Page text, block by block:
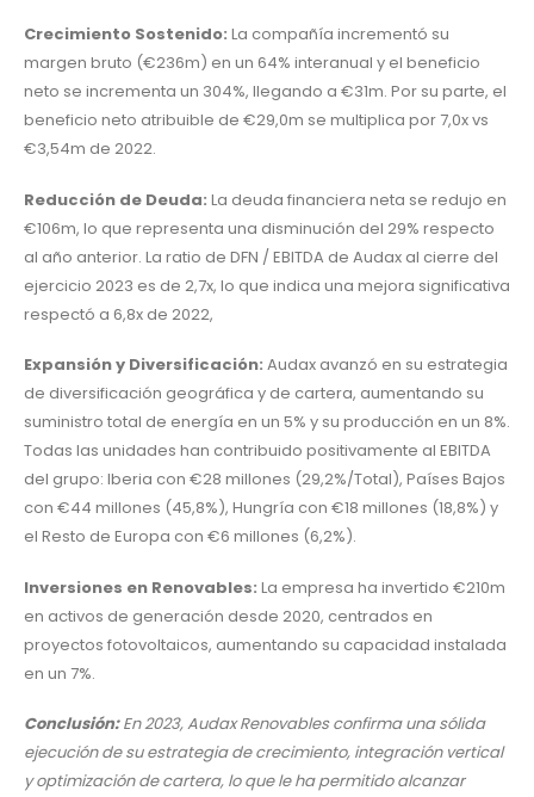
Crecimiento Sostenido: La compañía incrementó su
margen bruto (€236m) en un 64% interanual y el beneficio
neto se incrementa un 304%, llegando a €31m. Por su parte, el
beneficio neto atribuible de €29,0m se multiplica por 7,0x vs
€3,54m de 2022.
Reducción de Deuda: La deuda financiera neta se redujo en
€106m, lo que representa una disminución del 29% respecto
al año anterior. La ratio de DFN / EBITDA de Audax al cierre del
ejercicio 2023 es de 2,7x, lo que indica una mejora significativa
respectó a 6,8x de 2022,
Expansión y Diversificación: Audax avanzó en su estrategia
de diversificación geográfica y de cartera, aumentando su
suministro total de energía en un 5% y su producción en un 8%.
Todas las unidades han contribuido positivamente al EBITDA
del grupo: Iberia con €28 millones (29,2%/Total), Países Bajos
con €44 millones (45,8%), Hungría con €18 millones (18,8%) y
el Resto de Europa con €6 millones (6,2%).
Inversiones en Renovables: La empresa ha invertido €210m
en activos de generación desde 2020, centrados en
proyectos fotovoltaicos, aumentando su capacidad instalada
en un 7%.
Conclusión:En 2023, Audax Renovables confirma una sólida
ejecución de su estrategia de crecimiento, integración vertical
y optimización de cartera, lo que le ha permitido alcanzar